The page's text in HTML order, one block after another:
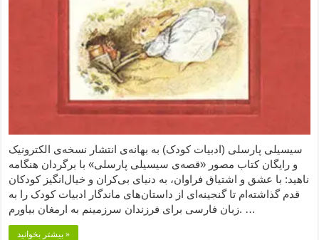
سیسیلی پارسلی (ادبیات کودک) به بهانه‌ی انتشار نسخه‌ی الکترونیک
و رایگان کتاب مصور «قصه‌ی سیسیلی پارسلی» با برگردان هنگامه
ناهید: با عشق و اشتیاق فراوان، به دنیای بی‌کران و خیال‌انگیز کودکان
قدم گذاشته‌ام تا گنجینه‌ای از داستان‌های ماندگار ادبیات کودک را به
زبان فارسی برای فرزندان سرزمینم به ارمغان بیاورم. …
بیشتر بخوانید »